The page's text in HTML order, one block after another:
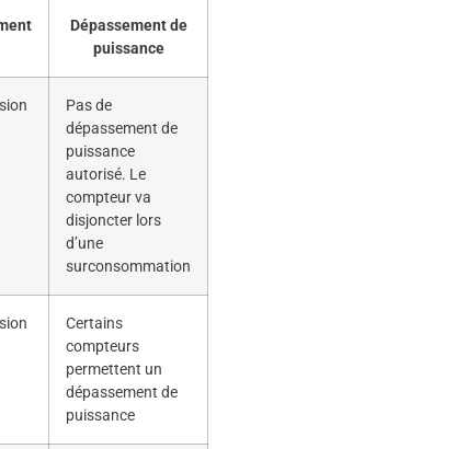
Dépassement de
puissance
Pas de
dépassement de
puissance
autorisé. Le
compteur va
disjoncter lors
d’une
surconsommation
Certains
compteurs
permettent un
dépassement de
puissance